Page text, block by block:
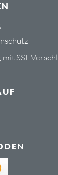
mitSSL-